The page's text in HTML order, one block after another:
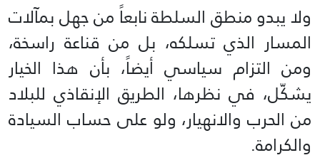
ولا يبدو منطق السلطة نابعاً من جهل بمآلات
المسار الذي تسلكه، بل من قناعة راسخة،
ومن التزام سياسي أيضاً، بأن هذا الخيار
يشكّل، في نظرها، الطريق الإنقاذي للبلاد
من الحرب والانهيار، ولو على حساب السيادة
والكرامة.